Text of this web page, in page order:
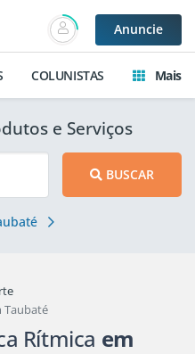
Anuncie
COLUNISTAS Mais
e Serviços
BUSCAR
Taubaté
Rítmica em